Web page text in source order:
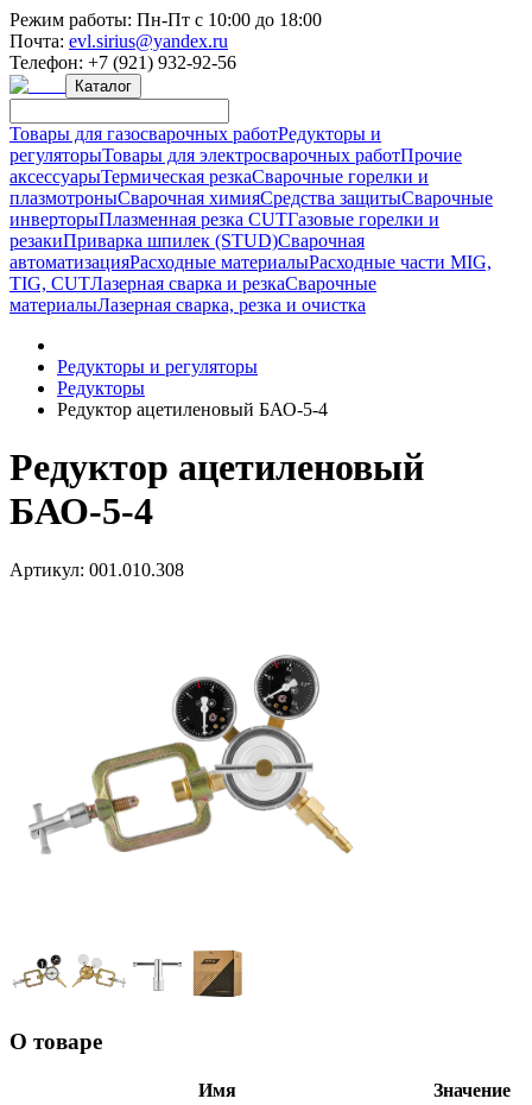
Режим работы: Пн-Пт с 10:00 до 18:00
Почта: evl.sirius@yandex.ru
Телефон: +7 (921) 932-92-56
Каталог
Товары для газосварочных работРедукторы и
регуляторыТовары для электросварочных работПрочие
аксессуарыТермическая резкаСварочные горелки и
плазмотроныСварочная химияСредства защитыСварочные
инверторыПлазменная резка CUTГазовые горелки и
резакиПриварка шпилек (STUD)Сварочная
автоматизацияРасходные материалыРасходные части MIG,
TIG, CUTЛазерная сварка и резкаСварочные
материалыЛазерная сварка, резка и очистка
Редукторы и регуляторы
Редукторы
Редуктор ацетиленовый БАО-5-4
Редуктор ацетиленовый
БАО-5-4
Артикул: 001.010.308
О товаре
Имя
Значение